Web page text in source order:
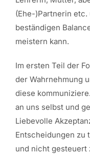
(Ehe-)Partnerin
beständigen
meistern kann.
Im ersten Teil der
der Wahrnehmung
diese
an uns selbst und
Liebevolle
Entscheidungen zu
und nicht gesteuert